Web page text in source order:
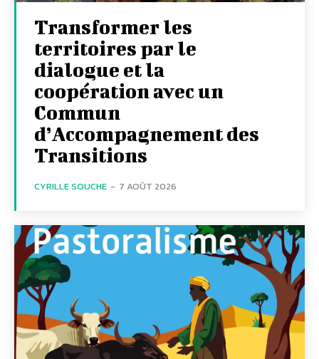
Transformer les
territoires par le
dialogue et la
coopération avec un
Commun
d’Accompagnement des
Transitions
CYRILLE SOUCHE - 7 AOÛT 2026